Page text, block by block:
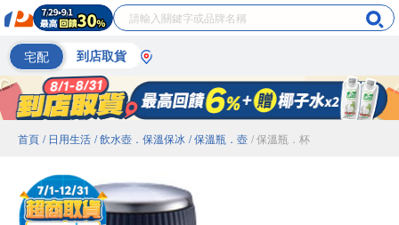
宅配 到店取貨
首頁 / 日用生活 / 飲水壺．保溫保冰 / 保溫瓶．壺 / 保溫瓶．杯